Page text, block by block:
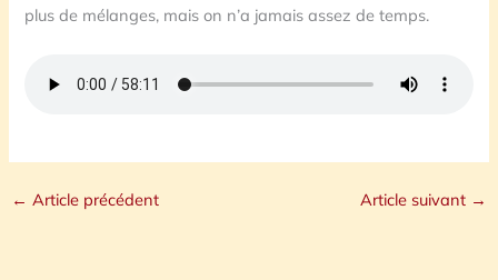
plus de mélanges, mais on n’a jamais assez de temps.
← Article précédent Article suivant →